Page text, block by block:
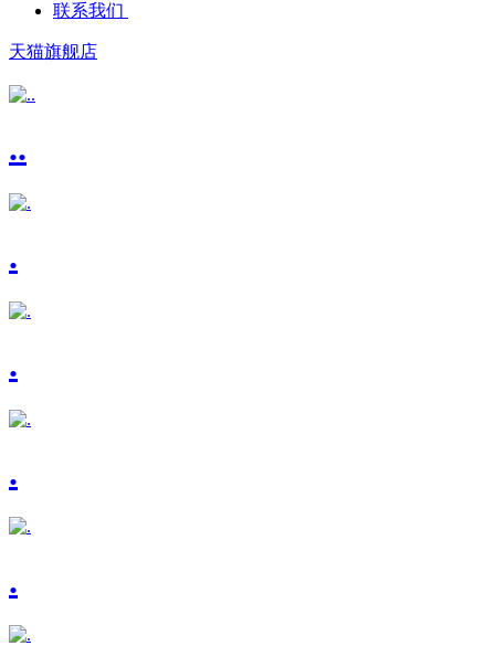
联系我们
天猫旗舰店
..
.
.
.
.